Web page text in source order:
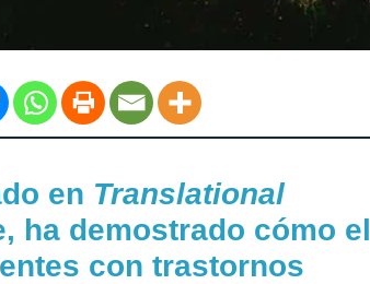
en Translational
ha demostrado cómo el
con trastornos